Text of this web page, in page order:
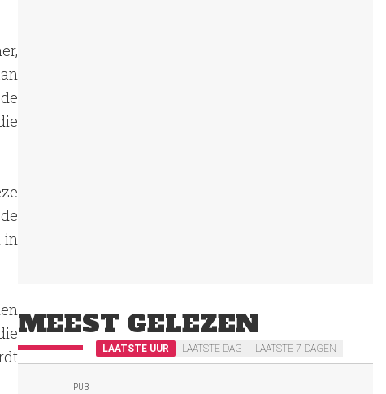
in
MEEST GELEZEN
LAATSTE UUR LAATSTE DAG LAATSTE 7 DAGEN